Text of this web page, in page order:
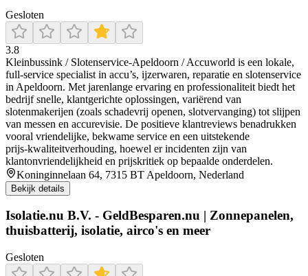
Gesloten
3.8
Kleinbussink / Slotenservice‑Apeldoorn / Accuworld is een lokale,
full‑service specialist in accu’s, ijzerwaren, reparatie en slotenservice
in Apeldoorn. Met jarenlange ervaring en professionaliteit biedt het
bedrijf snelle, klantgerichte oplossingen, variërend van
slotenmakerijen (zoals schadevrij openen, slotvervanging) tot slijpen
van messen en accurevisie. De positieve klantreviews benadrukken
vooral vriendelijke, bekwame service en een uitstekende
prijs‑kwaliteitverhouding, hoewel er incidenten zijn van
klantonvriendelijkheid en prijskritiek op bepaalde onderdelen.
Koninginnelaan 64, 7315 BT Apeldoorn, Nederland
Bekijk details
Isolatie.nu B.V. - GeldBesparen.nu | Zonnepanelen,
thuisbatterij, isolatie, airco's en meer
Gesloten